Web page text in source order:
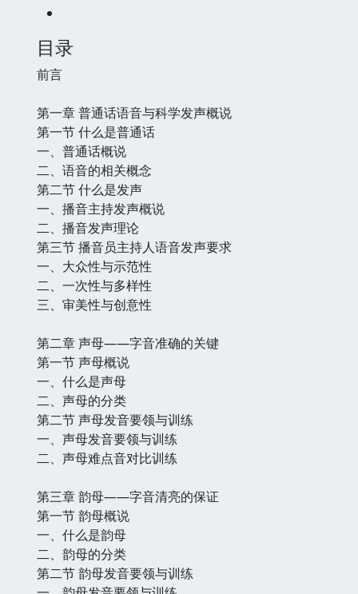
目录
前言
第一章 普通话语音与科学发声概说
第一节 什么是普通话
一、普通话概说
二、语音的相关概念
第二节 什么是发声
一、播音主持发声概说
二、播音发声理论
第三节 播音员主持人语音发声要求
一、大众性与示范性
二、一次性与多样性
三、审美性与创意性
第二章 声母——字音准确的关键
第一节 声母概说
一、什么是声母
二、声母的分类
第二节 声母发音要领与训练
一、声母发音要领与训练
二、声母难点音对比训练
第三章 韵母——字音清亮的保证
第一节 韵母概说
一、什么是韵母
二、韵母的分类
第二节 韵母发音要领与训练